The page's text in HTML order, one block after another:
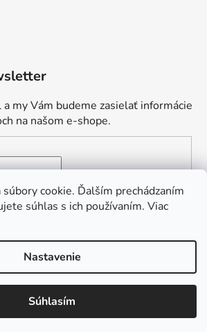
cookie. Ďalším prechádzaním
súhlas s ich používaním. Viac
Nastavenie
Súhlasím
: Zaplaťte vopred a získajte
my Vám budeme zasielať informácie
na našom e-shope.
súhlasíte s
podmienkami ochrany
Vytvoril Shoptet Premium
L2.sk. Všetky práva vyhradené.
môžem pomôcť?“